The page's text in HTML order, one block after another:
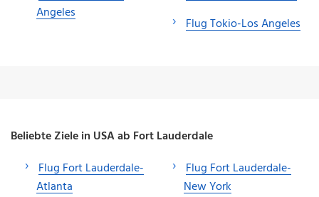
Angeles
Flug Tokio-Los Angeles
Beliebte Ziele in USA ab Fort Lauderdale
Flug Fort Lauderdale-
Atlanta
Flug Fort Lauderdale-
New York